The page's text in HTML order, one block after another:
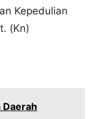
Kepedulian
(Kn)
Daerah